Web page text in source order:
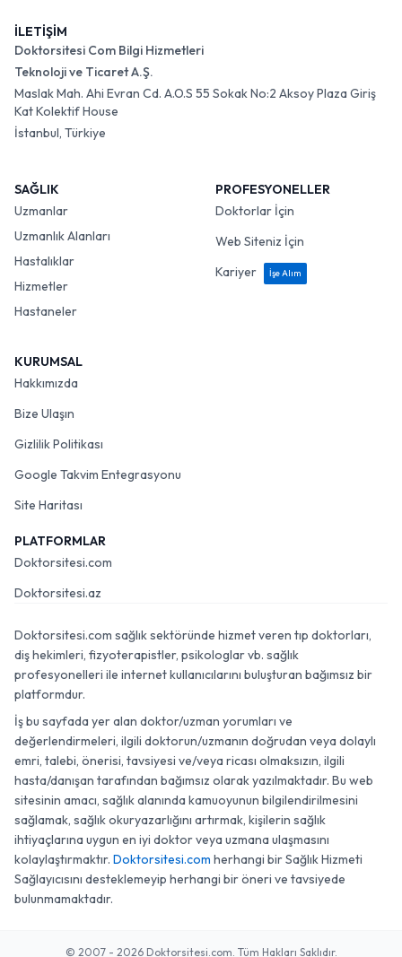
İLETİŞİM
Doktorsitesi Com Bilgi Hizmetleri
Teknoloji ve Ticaret A.Ş.
Maslak Mah. Ahi Evran Cd. A.O.S 55 Sokak No:2 Aksoy Plaza Giriş
Kat Kolektif House
İstanbul, Türkiye
SAĞLIK
Uzmanlar
Uzmanlık Alanları
Hastalıklar
Hizmetler
Hastaneler
PROFESYONELLER
Doktorlar İçin
Web Siteniz İçin
Kariyer
İşe Alım
KURUMSAL
Hakkımızda
Bize Ulaşın
Gizlilik Politikası
Google Takvim Entegrasyonu
Site Haritası
PLATFORMLAR
Doktorsitesi.com
Doktorsitesi.az
Doktorsitesi.com sağlık sektöründe hizmet veren tıp doktorları,
diş hekimleri, fizyoterapistler, psikologlar vb. sağlık
profesyonelleri ile internet kullanıcılarını buluşturan bağımsız bir
platformdur.
İş bu sayfada yer alan doktor/uzman yorumları ve
değerlendirmeleri, ilgili doktorun/uzmanın doğrudan veya dolaylı
emri, talebi, önerisi, tavsiyesi ve/veya ricası olmaksızın, ilgili
hasta/danışan tarafından bağımsız olarak yazılmaktadır. Bu web
sitesinin amacı, sağlık alanında kamuoyunun bilgilendirilmesini
sağlamak, sağlık okuryazarlığını artırmak, kişilerin sağlık
ihtiyaçlarına uygun en iyi doktor veya uzmana ulaşmasını
kolaylaştırmaktır. Doktorsitesi.com herhangi bir Sağlık Hizmeti
Sağlayıcısını desteklemeyip herhangi bir öneri ve tavsiyede
bulunmamaktadır.
© 2007 - 2026 Doktorsitesi.com. Tüm Hakları Saklıdır.